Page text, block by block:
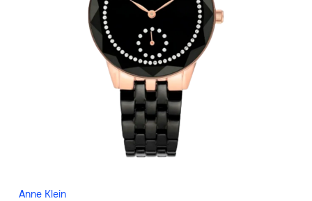
Anne Klein
Каталог
Мужские часы
Женские часы
Скидки